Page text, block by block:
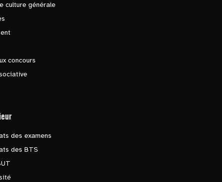
culture générale
concours
des examens
des BTS